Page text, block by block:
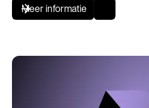
Meer informatie